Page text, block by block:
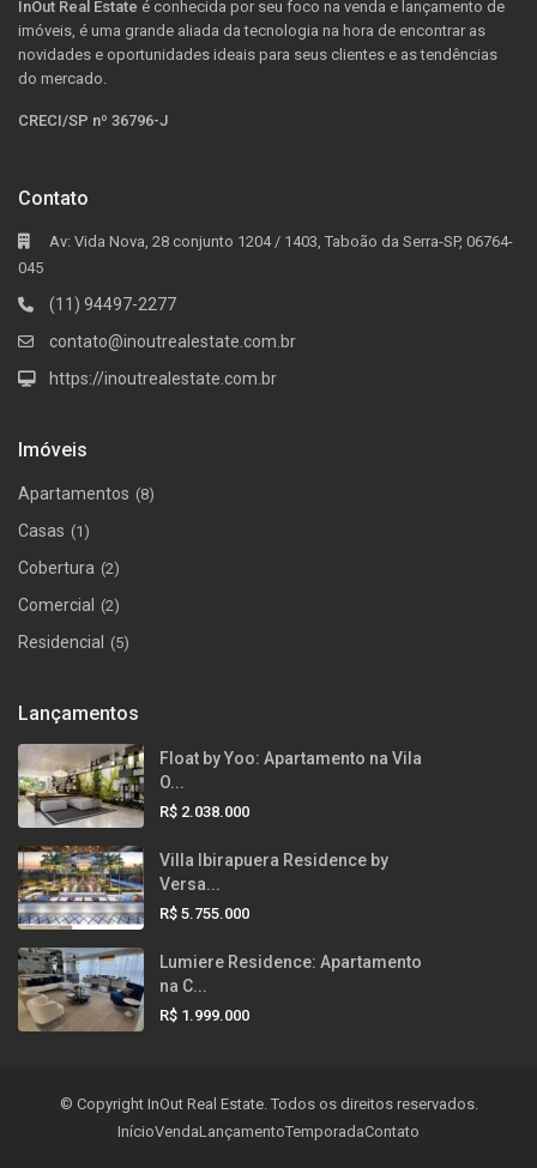
InOut Real Estate é conhecida por seu foco na venda e lançamento de
imóveis, é uma grande aliada da tecnologia na hora de encontrar as
novidades e oportunidades ideais para seus clientes e as tendências
do mercado.
CRECI/SP nº 36796-J
Contato
Av: Vida Nova, 28 conjunto 1204 / 1403, Taboão da Serra-SP, 06764-
045
(11) 94497-2277
contato@inoutrealestate.com.br
https://inoutrealestate.com.br
Imóveis
Apartamentos (8)
Casas (1)
Cobertura (2)
Comercial (2)
Residencial (5)
Lançamentos
Float by Yoo: Apartamento na Vila
O...
R$ 2.038.000
Villa Ibirapuera Residence by
Versa...
R$ 5.755.000
Lumiere Residence: Apartamento
na C...
R$ 1.999.000
© Copyright InOut Real Estate. Todos os direitos reservados.
InícioVendaLançamentoTemporadaContato